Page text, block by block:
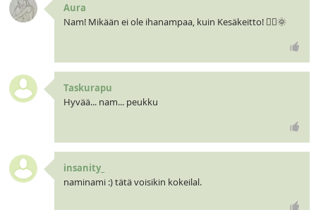
Aura
Nam! Mikään ei ole ihanampaa, kuin Kesäkeitto! 🧝‍♀️🌞
Taskurapu
Hyvää... nam... peukku
insanity_
naminami :) tätä voisikin kokeilal.